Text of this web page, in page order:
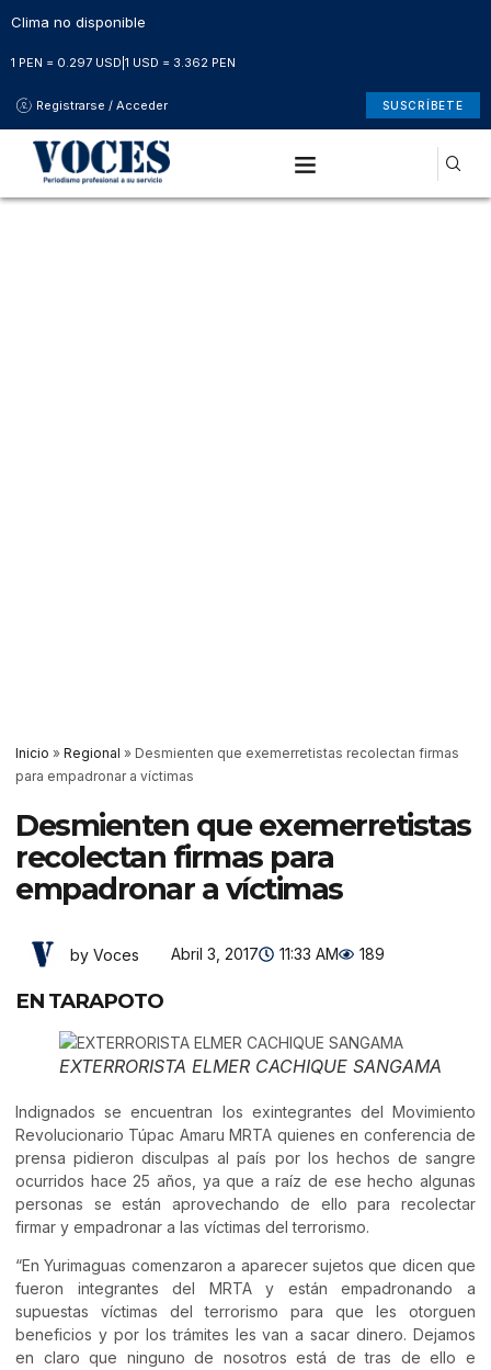
Clima no disponible
1 PEN = 0.297 USD 1 USD = 3.362 PEN
Registrarse / Acceder SUSCRÍBETE
Inicio » Regional » Desmienten que exemerretistas recolectan firmas
para empadronar a víctimas
Desmienten que exemerretistas
recolectan firmas para
empadronar a víctimas
by Voces Abril 3, 2017 11:33 AM 189
EN TARAPOTO
EXTERRORISTA ELMER CACHIQUE SANGAMA
Indignados se encuentran los exintegrantes del Movimiento
Revolucionario Túpac Amaru MRTA quienes en conferencia de
prensa pidieron disculpas al país por los hechos de sangre
ocurridos hace 25 años, ya que a raíz de ese hecho algunas
personas se están aprovechando de ello para recolectar
firmar y empadronar a las víctimas del terrorismo.
“En Yurimaguas comenzaron a aparecer sujetos que dicen que
fueron integrantes del MRTA y están empadronando a
supuestas víctimas del terrorismo para que les otorguen
beneficios y por los trámites les van a sacar dinero. Dejamos
en claro que ninguno de nosotros está de tras de ello e